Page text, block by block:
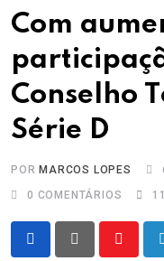
Com
Conselho
Série D
POR MARCOS LOPES
0 COMENTÁRIOS